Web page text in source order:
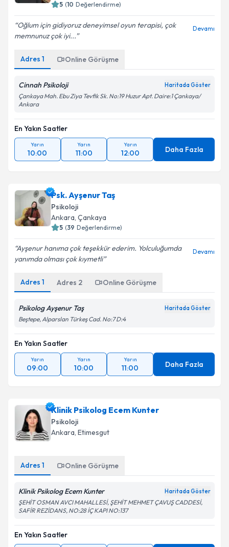
5 (10 Değerlendirme)
Oğlum için gidiyoruz deneyimsel oyun terapisi, çok
memnunuz çok iyi...
Devamı
Adres 1 Online Görüşme
Cinnah Psikoloji Haritada Göster
Çankaya Mah. Ebu Ziya Tevfik Sk. No:19 Huzur Apt. Daire:1 Çankaya/
Ankara
En Yakın Saatler
Yarın
10:00
Yarın
11:00
Yarın
12:00 Daha Fazla
Psk. Ayşenur Taş
Psikoloji
Ankara, Çankaya
5 (39 Değerlendirme)
Ayşenur hanıma çok teşekkür ederim. Yolculuğumda
yanımda olması çok kıymetli
Devamı
Adres 1 Adres 2 Online Görüşme
Psikolog Ayşenur Taş Haritada Göster
Beştepe, Alparslan Türkeş Cad. No:7 D:4
En Yakın Saatler
Yarın
09:00
Yarın
10:00
Yarın
11:00 Daha Fazla
Klinik Psikolog Ecem Kunter
Psikoloji
Ankara, Etimesgut
Adres 1 Online Görüşme
Klinik Psikolog Ecem Kunter Haritada Göster
ŞEHİT OSMAN AVCI MAHALLESİ, ŞEHİT MEHMET ÇAVUŞ CADDESİ,
SAFİR REZİDANS, NO:28 İÇ KAPI NO:137
En Yakın Saatler